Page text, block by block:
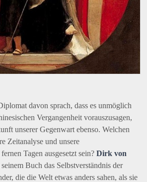
davon sprach, dass es unmöglich
Vergangenheit vorauszusagen,
unserer Gegenwart ebenso. Welchen
Zeitanalyse und unsere
Tagen ausgesetzt sein? Dirk von
Buch das Selbstverständnis der
die die Welt etwas anders sahen, als sie